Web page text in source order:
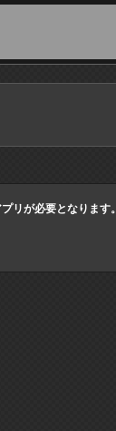
リが必要となります。